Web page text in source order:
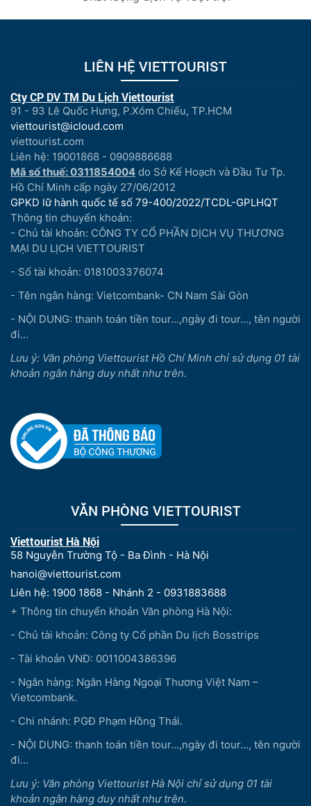
LIÊN HỆ VIETTOURIST
Cty CP DV TM Du Lịch Viettourist
91 - 93 Lê Quốc Hưng, P.Xóm Chiếu, TP.HCM
viettourist@icloud.com
viettourist.com
Liên hệ: 19001868 - 0909886688
Mã số thuế: 0311854004 do Sở Kế Hoạch và Đầu Tư Tp.
Hồ Chí Minh cấp ngày 27/06/2012
GPKD lữ hành quốc tế số 79-400/2022/TCDL-GPLHQT
Thông tin chuyển khoản:
- Chủ tài khoản: CÔNG TY CỔ PHẦN DỊCH VỤ THƯƠNG
MẠI DU LỊCH VIETTOURIST
- Số tài khoản: 0181003376074
- Tên ngân hàng: Vietcombank- CN Nam Sài Gòn
- NỘI DUNG: thanh toán tiền tour...,ngày đi tour..., tên người
đi...
Lưu ý: Văn phòng Viettourist Hồ Chí Minh chỉ sử dụng 01 tài
khoản ngân hàng duy nhất như trên.
VĂN PHÒNG VIETTOURIST
Viettourist Hà Nội
58 Nguyễn Trường Tộ - Ba Đình - Hà Nội
hanoi@viettourist.com
Liên hệ: 1900 1868 - Nhánh 2 - 0931883688
+ Thông tin chuyển khoản Văn phòng Hà Nội:
- Chủ tài khoản: Công ty Cổ phần Du lịch Bosstrips
- Tài khoản VNĐ: 0011004386396
- Ngân hàng: Ngân Hàng Ngoại Thương Việt Nam –
Vietcombank.
- Chi nhánh: PGĐ Phạm Hồng Thái.
- NỘI DUNG: thanh toán tiền tour...,ngày đi tour..., tên người
đi...
Lưu ý: Văn phòng Viettourist Hà Nội chỉ sử dụng 01 tài
khoản ngân hàng duy nhất như trên.